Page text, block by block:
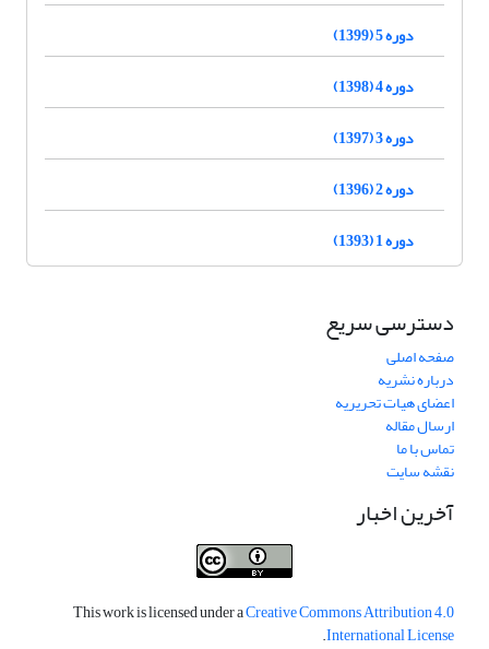
دوره 5 (1399)
دوره 4 (1398)
دوره 3 (1397)
دوره 2 (1396)
دوره 1 (1393)
دسترسی سریع
صفحه اصلی
درباره نشریه
اعضای هیات تحریریه
ارسال مقاله
تماس با ما
نقشه سایت
آخرین اخبار
This work is licensed under aCreative Commons Attribution 4.0
International License
.